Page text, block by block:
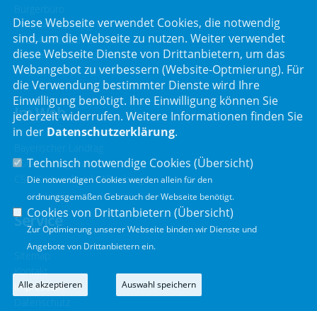
Bürgerbüro
Schafbrückenweg 10
63834 Sulzbach am Main
Telefon :06028 / 217 496 0
Telefax : 06028 / 217 496 9
Im Web
CSU Landtagsfraktion
CSU Kreisverband Miltenberg
Service
Sitemap
Kontakt
Impressum
Datenschutz
Diese Webseite verwendet Cookies, die notwendig
sind, um die Webseite zu nutzen. Weiter verwendet
diese Webseite Dienste von Drittanbietern, um das
Webangebot zu verbessern (Website-Optmierung). Für
die Verwendung bestimmter Dienste wird Ihre
Einwilligung benötigt. Ihre Einwilligung können Sie
jederzeit widerrufen. Weitere Informationen finden Sie
in der Datenschutzerklärung.
Technisch notwendige Cookies (Übersicht)
Die notwendigen Cookies werden allein für den
ordnungsgemäßen Gebrauch der Webseite benötigt.
Cookies von Drittanbietern (Übersicht)
Zur Optimierung unserer Webseite binden wir Dienste und
Angebote von Drittanbietern ein.
Alle akzeptieren Auswahl speichern